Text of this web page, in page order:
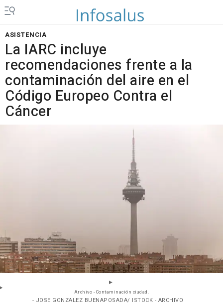
ASISTENCIA
La IARC incluye
recomendaciones frente a la
contaminación del aire en el
Código Europeo Contra el
Cáncer
Archivo - Contaminación ciudad.
- JOSE GONZALEZ BUENAPOSADA/ ISTOCK - ARCHIVO